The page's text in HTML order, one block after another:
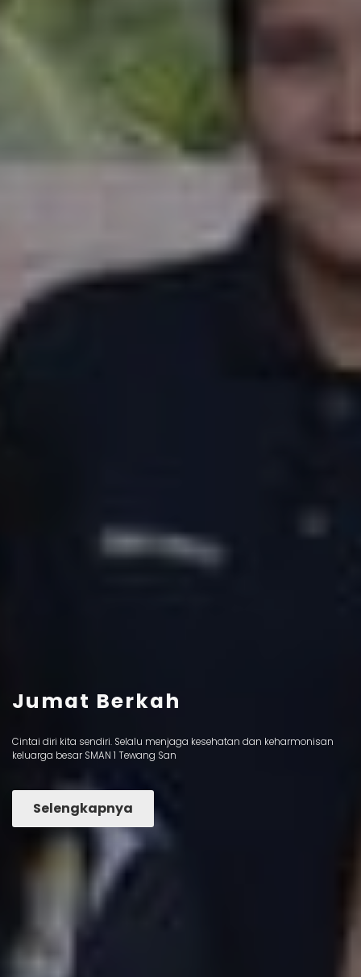
Jumat Berkah
Cintai diri kita sendiri. Selalu menjaga kesehatan dan keharmonisan
keluarga besar SMAN 1 Tewang San
Selengkapnya